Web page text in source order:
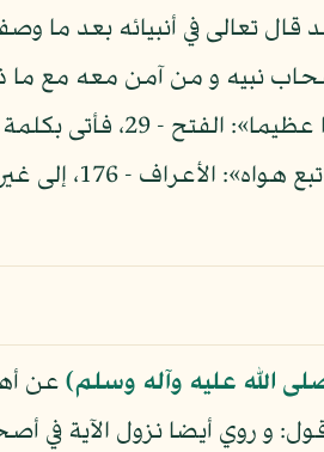
قال تعالى في أنبيائه
- 88، و قال تعالى في أصحاب
الله الذين آمنوا و عملوا
تعالى: «و لو شئنا
الله عليه وآله وسلم)عن
أقول: و روي أيضا نزول الآية